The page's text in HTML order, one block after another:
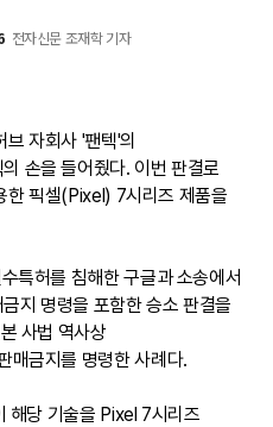
전자신문 조재학 기자
자회사 '팬텍'의
손을 들어줬다. 이번 판결로
한 픽셀(Pixel) 7시리즈 제품을
특허를 침해한 구글과 소송에서
지 명령을 포함한 승소 판결을
사법 역사상
매금지를 명령한 사례다.
해당 기술을 Pixel 7시리즈